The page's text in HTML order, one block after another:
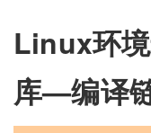
Linux环
库—编译